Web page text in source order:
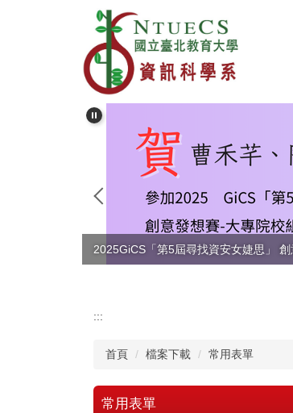
2025GiCS「第5屆尋找資安女婕思」
:::
首頁 檔案下載 常用表單
常用表單